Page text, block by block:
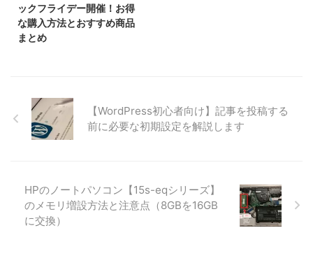
ックフライデー開催！お得
な購入方法とおすすめ商品
まとめ
【WordPress初心者向け】記事を投稿する
前に必要な初期設定を解説します
HPのノートパソコン【15s-eqシリーズ】
のメモリ増設方法と注意点（8GBを16GB
に交換）